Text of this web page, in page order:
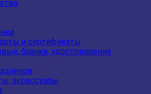
и сертификаты
бланки, удостоверения
аксессуары